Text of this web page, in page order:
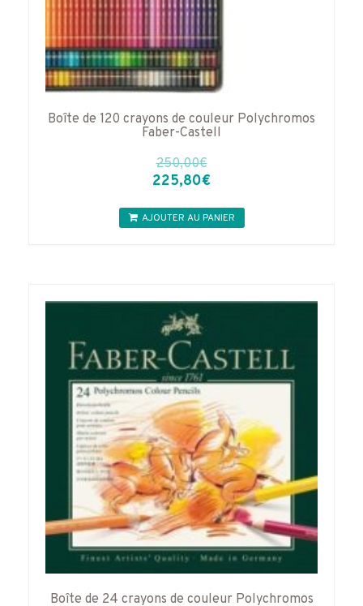
Boîte de 120 crayons de couleur Polychromos
Faber-Castell
250,00€
Le
initial
225,80€Le
actuel
AJOUTER AU PANIER
Boîte de 24 crayons de couleur Polychromos